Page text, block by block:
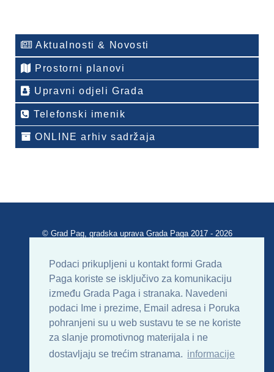
Podaci prikupljeni u kontakt formi Grada
Paga koriste se isključivo za komunikaciju
između Grada Paga i stranaka. Navedeni
podaci Ime i prezime, Email adresa i Poruka
pohranjeni su u web sustavu te se ne koriste
za slanje promotivnog materijala i ne
dostavljaju se trećim stranama. informacije
Aktualnosti & Novosti
Prostorni planovi
Upravni odjeli Grada
Telefonski imenik
ONLINE arhiv sadržaja
© Grad Pag, gradska uprava Grada Paga 2017 - 2026
Uvjeti korištenja Impressum
Kontakt
Sitemap
RSS